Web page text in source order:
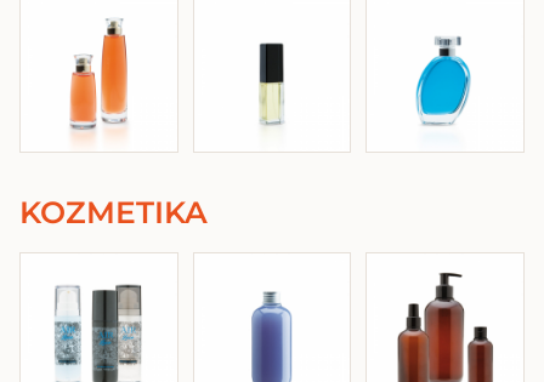
KOZMETIKA